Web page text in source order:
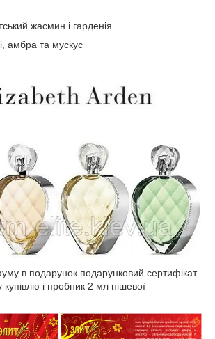
жасмин і гарденія
амбра та мускус
в подарунок подарунковий сертифікат
і пробник 2 мл нішевої